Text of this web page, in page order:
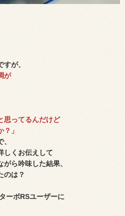
が、
が
思ってるんだけど
」
しくお伝えして
ら吟味した結果、
のは？
ーボRSユーザーに